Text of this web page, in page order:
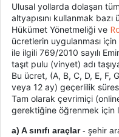
Ulusal yollarda dolaşan
altyapısını kullanmak
Hükümet Yönetmeliği ve
ücretlerin uygulanması
ile ilgili 769/2010 sayılı
taşıt pulu (vinyet) adı
Bu ücret, (A, B, C, D, E, F,
veya 12 ay) geçerlilik
Tam olarak çevrimiçi
gerektiğine öğrenmek için
a) A sınıfı araçlar- şehir